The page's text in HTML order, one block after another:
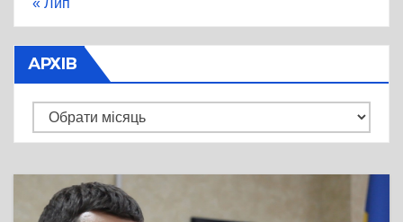
АРХІВ
Архів